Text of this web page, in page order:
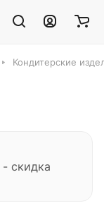
Кондитерские
- скидка